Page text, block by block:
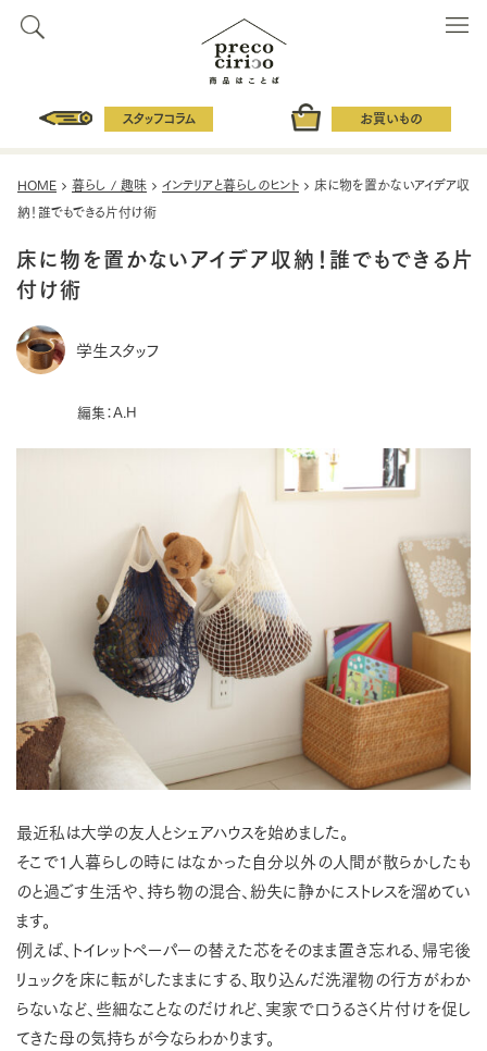
スタッフコラム お買いもの
HOME 暮らし / 趣味 インテリアと暮らしのヒント
床に物を置かないアイデア収
納！誰でもできる片付け術
床に物を置かないアイデア収納！誰でもできる片
付け術
学生スタッフ
編集：A.H
最近私は大学の友人とシェアハウスを始めました。
そこで1人暮らしの時にはなかった自分以外の人間が散らかしたも
のと過ごす生活や、持ち物の混合、紛失に静かにストレスを溜めてい
ます。
例えば、トイレットペーパーの替えた芯をそのまま置き忘れる、帰宅後
リュックを床に転がしたままにする、取り込んだ洗濯物の行方がわか
らないなど、些細なことなのだけれど、実家で口うるさく片付けを促し
てきた母の気持ちが今ならわかります。